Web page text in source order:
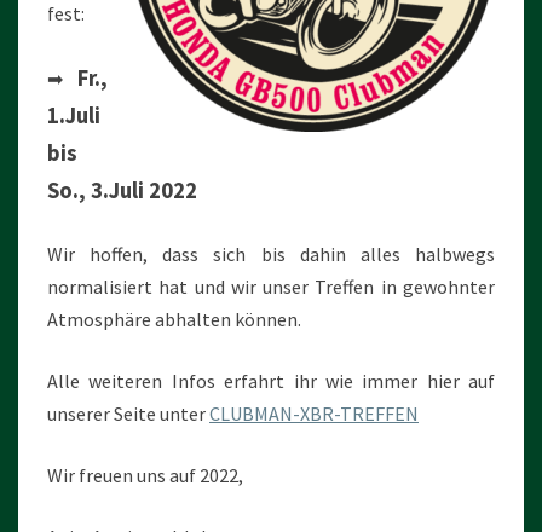
fest:
➡ Fr.,
1.Juli
bis
So., 3.Juli 2022
Wir hoffen, dass sich bis dahin alles halbwegs
normalisiert hat und wir unser Treffen in gewohnter
Atmosphäre abhalten können.
Alle weiteren Infos erfahrt ihr wie immer hier auf
unserer Seite unterCLUBMAN-XBR-TREFFEN
Wir freuen uns auf 2022,